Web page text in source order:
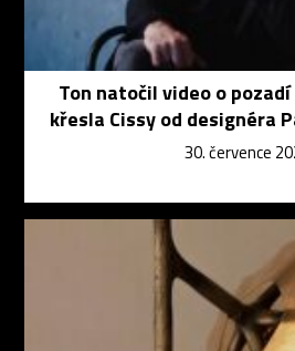
Ton natočil video o
křesla Cissy od designéra
30. července